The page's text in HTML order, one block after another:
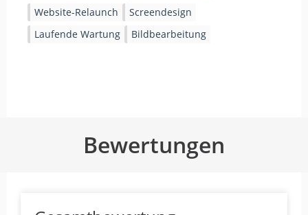
Website-Relaunch
Screendesign
Laufende Wartung
Bildbearbeitung
Bewertungen